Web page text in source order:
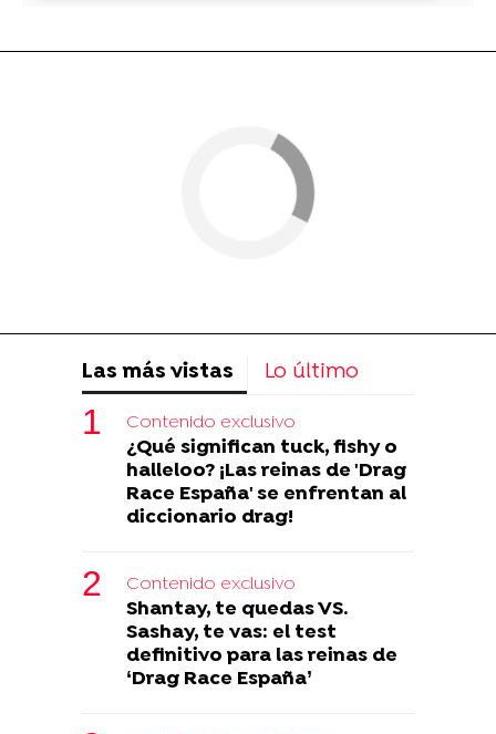
Las más vistas Lo último
Contenido exclusivo
¿Qué significan tuck, fishy o
halleloo? ¡Las reinas de 'Drag
Race España' se enfrentan al
diccionario drag!
Contenido exclusivo
Shantay, te quedas VS.
Sashay, te vas: el test
definitivo para las reinas de
‘Drag Race España’